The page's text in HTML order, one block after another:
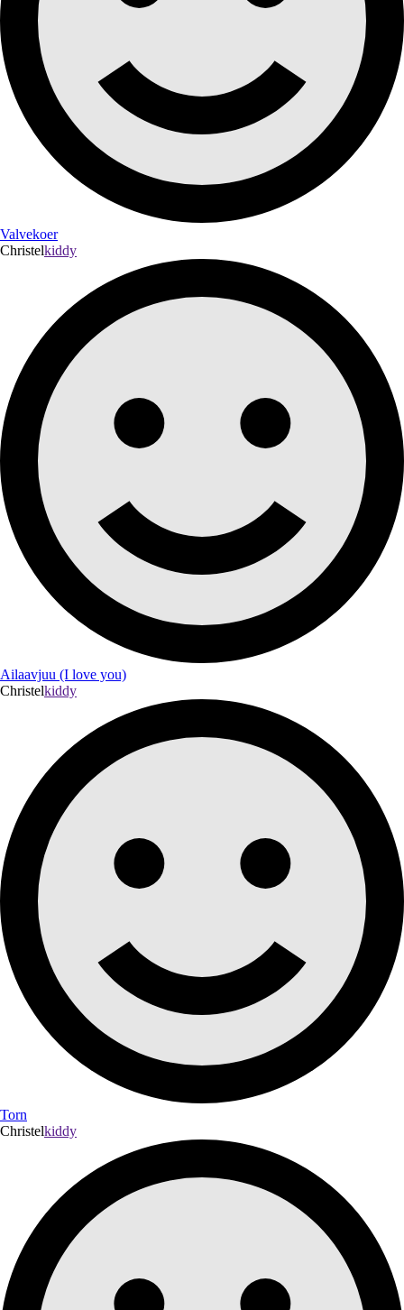
Valvekoer
Christelkiddy
Ailaavjuu (I love you)
Christelkiddy
Torn
Christelkiddy